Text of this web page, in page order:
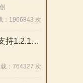
：1966843 次
权游国度6.3.3[支持1.2.12-1.2.10]
：764327 次